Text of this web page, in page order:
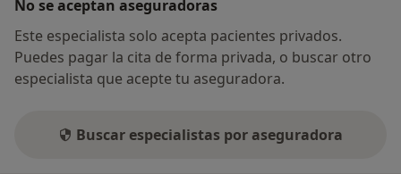
No se aceptan aseguradoras
Este especialista solo acepta pacientes privados.
Puedes pagar la cita de forma privada, o buscar otro
especialista que acepte tu aseguradora.
Buscar especialistas por aseguradora